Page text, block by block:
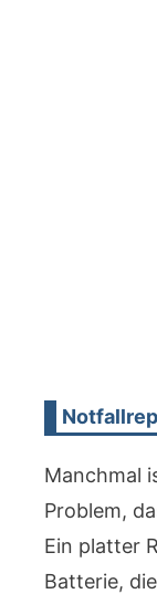
Manchmal
Problem,
Ein platter
Batterie,